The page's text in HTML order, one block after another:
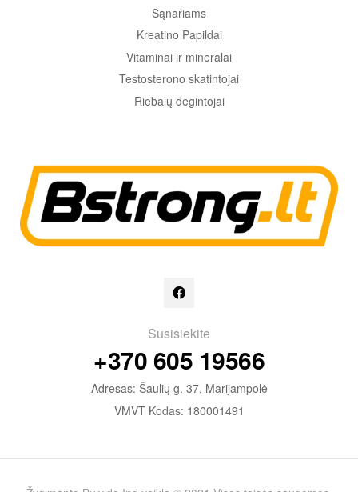
Susisiekite
+370 605 19566
Adresas: Šaulių g. 37, Marijampolė
VMVT Kodas: 180001491
Sąnariams
Kreatino Papildai
Vitaminai ir mineralai
Testosterono skatintojai
Riebalų degintojai